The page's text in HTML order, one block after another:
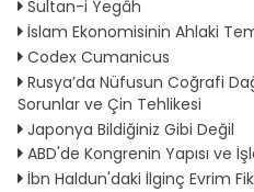
Sultan-i Yegâh
İslam Ekonomisinin Ahlaki
Codex Cumanicus
Rusya’da Nüfusun Coğrafi
Sorunlar ve Çin Tehlikesi
Japonya Bildiğiniz Gibi Değil
ABD'de Kongrenin Yapısı ve
İbn Haldun'daki İlginç Evrim